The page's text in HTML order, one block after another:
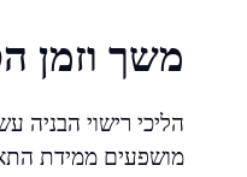
משך וזמן
הליכי רישוי הבניה
מושפעים ממידת